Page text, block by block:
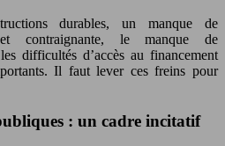
durables, un manque de
et contraignante, le manque de
difficultés d’accès au financement
Il faut lever ces freins pour
: un cadre incitatif